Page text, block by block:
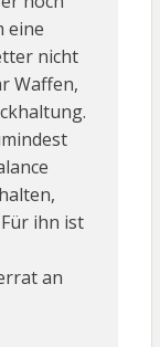
eine
nicht
Waffen,
ihn ist
an